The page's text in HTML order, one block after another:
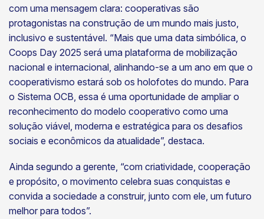
com uma mensagem clara: cooperativas são
protagonistas na construção de um mundo mais justo,
inclusivo e sustentável. “Mais que uma data simbólica, o
Coops Day 2025 será uma plataforma de mobilização
nacional e internacional, alinhando-se a um ano em que o
cooperativismo estará sob os holofotes do mundo. Para
o Sistema OCB, essa é uma oportunidade de ampliar o
reconhecimento do modelo cooperativo como uma
solução viável, moderna e estratégica para os desafios
sociais e econômicos da atualidade”, destaca.
Ainda segundo a gerente, “com criatividade, cooperação
e propósito, o movimento celebra suas conquistas e
convida a sociedade a construir, junto com ele, um futuro
melhor para todos”.